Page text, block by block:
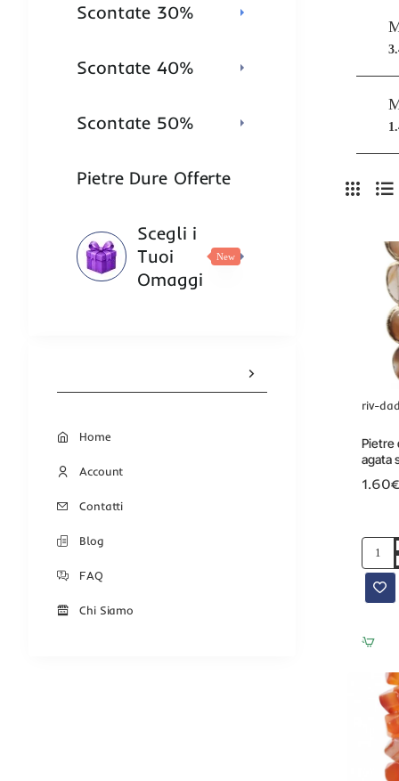
Scontate 30%
Scontate 40%
Scontate 50%
Pietre Dure Offerte
Scegli i
Tuoi
Omaggi
New
Home
Account
Contatti
Blog
FAQ
Chi Siamo
riv-
Pietre
agata
conf.
1.60€
Pietre
dure
agata
ovale